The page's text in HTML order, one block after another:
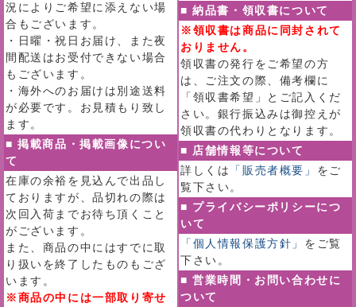
況によりご希望に添えない場
合もございます。
・日曜・祝日お届け、また夜
間配送はお受付できない場合
もございます。
・海外へのお届けは別途送料
が必要です。お見積もり致し
ます。
■ 掲載商品・掲載画像につい
て
在庫の余裕を見込んで出品し
ておりますが、品切れの際は
次回入荷までお待ち頂くこと
がございます。
また、商品の中にはすでに取
り扱いを終了したものもござ
います。
※商品の中には一部取り寄せ
■ 納品書・領収書について
※領収書は商品に同封されて
おりません。
領収書の発行をご希望の方
は、ご注文の際、備考欄に
「領収書希望」とご記入くだ
さい。銀行振込みは御控えが
領収書の代わりとなります。
■ 店舗情報等について
詳しくは
「販売者概要」 をご
覧下さい。
■ プライバシーポリシーにつ
いて
「個人情報保護方針」 をご覧
下さい。
■ 営業時間・お問い合わせに
ついて